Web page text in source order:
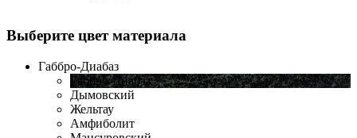
Выберите цвет материала
Габбро-Диабаз
Габбро-Диабаз
Дымовский
Жельтау
Амфиболит